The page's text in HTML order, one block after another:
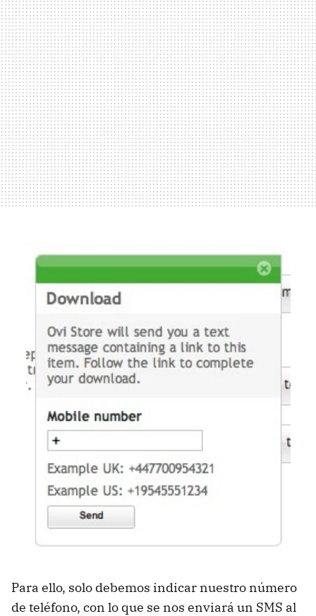
Para ello, solo debemos indicar nuestro número
de teléfono, con lo que se nos enviará un SMS al